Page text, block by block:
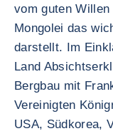
vom guten
Mongolei das
darstellt. Im
Land
Bergbau mit
Vereinigten
USA, Südkorea,